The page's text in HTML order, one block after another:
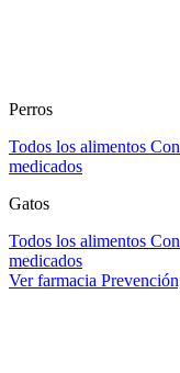
Perros
Todos los alimentos
medicados
Gatos
Todos los alimentos
medicados
Ver farmacia